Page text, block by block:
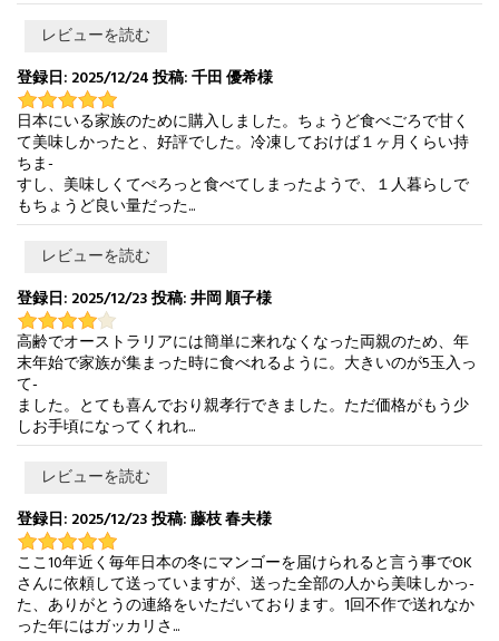
レビューを読む
登録日: 2025/12/24 投稿: 千田 優希様
日本にいる家族のために購入しました。ちょうど食べごろで甘く
て美味しかったと、好評でした。冷凍しておけば１ヶ月くらい持
ちま-
すし、美味しくてぺろっと食べてしまったようで、１人暮らしで
もちょうど良い量だった...
レビューを読む
登録日: 2025/12/23 投稿: 井岡 順子様
高齢でオーストラリアには簡単に来れなくなった両親のため、年
末年始で家族が集まった時に食べれるように。大きいのが5玉入っ
て-
ました。とても喜んでおり親孝行できました。ただ価格がもう少
しお手頃になってくれれ...
レビューを読む
登録日: 2025/12/23 投稿: 藤枝 春夫様
ここ10年近く毎年日本の冬にマンゴーを届けられると言う事でOK
さんに依頼して送っていますが、送った全部の人から美味しかっ-
た、ありがとうの連絡をいただいております。1回不作で送れなか
った年にはガッカリさ...